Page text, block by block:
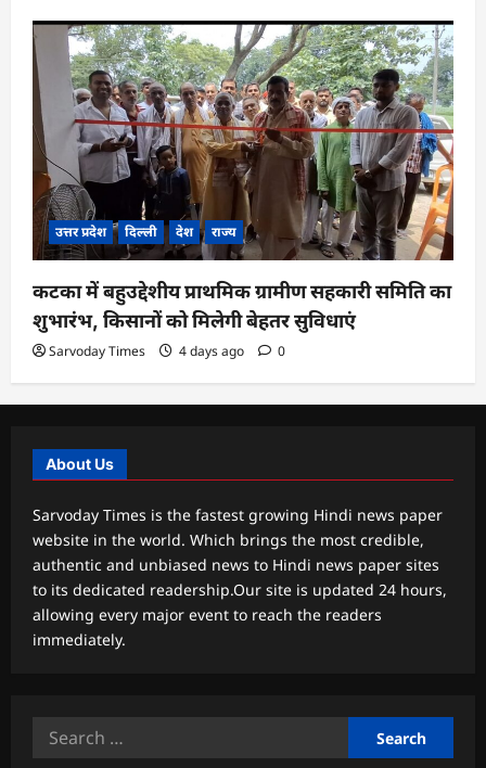
उत्तर प्रदेश दिल्ली देश राज्य
कटका में बहुउद्देशीय प्राथमिक ग्रामीण सहकारी समिति का
शुभारंभ, किसानों को मिलेगी बेहतर सुविधाएं
Sarvoday Times 4 days ago 0
About Us
Sarvoday Times is the fastest growing Hindi news paper
website in the world. Which brings the most credible,
authentic and unbiased news to Hindi news paper sites
to its dedicated readership.Our site is updated 24 hours,
allowing every major event to reach the readers
immediately.
Search